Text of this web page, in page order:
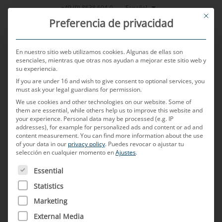
Saltar
+49 (0) 8638 604-0 Español
POSTED ON17 DE FEBRERO DE 2026 BYMD ELEKTRONIK
Confección de cables
¿Qué significa «confección de cables»
en la industria de la automoción?
La confección de cables en el ámbito
automovilístico designa la fabricación
This
Preferencia de privacidad
En nuestro sitio web utilizamos cookies. Algunas de ellas son
esenciales, mientras que otras nos ayudan a mejorar este sitio web y
su experiencia.
If you are under 16 and wish to give consent to optional services, you
must ask your legal guardians for permission.
We use cookies and other technologies on our website. Some of
them are essential, while others help us to improve this website and
your experience. Personal data may be processed (e.g. IP
addresses), for example for personalized ads and content or ad and
content measurement.You can find more information about the use
of your data in our privacy policy. Puedes revocar o ajustar tu
selección en cualquier momento enAjustes.
A CONTINUACIÓN FIGURA UNA LISTA DE LOS GRUPOS
Essential
Statistics
Marketing
External Media